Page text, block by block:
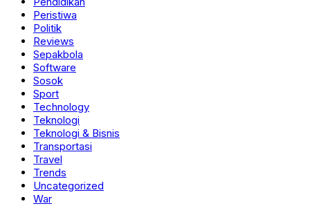
Peristiwa
Politik
Reviews
Sepakbola
Software
Sosok
Sport
Technology
Teknologi
Teknologi & Bisnis
Transportasi
Travel
Trends
Uncategorized
War